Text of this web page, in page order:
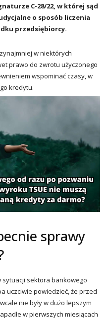
C-28/22, w której sąd
o sposób liczenia
przedsiębiorcy.
w niektórych
prawo do zwrotu użyczonego
wspominać czasy, w
kredytu.
sprawy
sytuacji sektora bankowego
uczciwie powiedzieć, że przed
nie były w dużo lepszym
w pierwszych miesiącach